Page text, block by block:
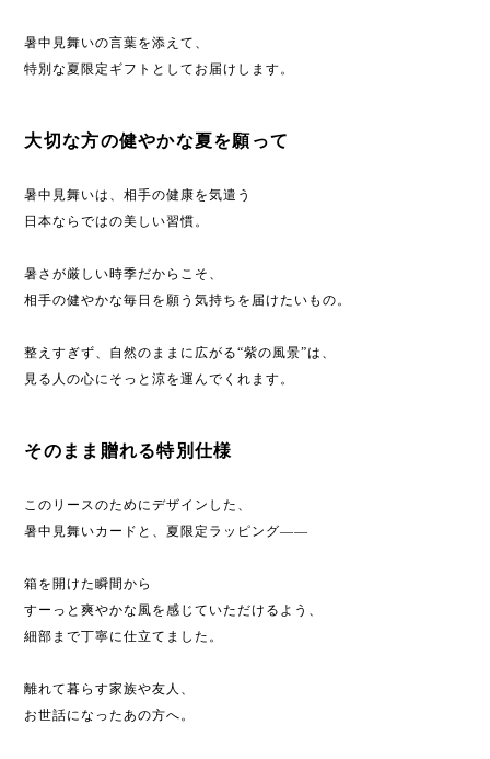
暑中見舞いの言葉を添えて、
特別な夏限定ギフトとしてお届けします。
大切な方の健やかな夏を願って
暑中見舞いは、相手の健康を気遣う
日本ならではの美しい習慣。
暑さが厳しい時季だからこそ、
相手の健やかな毎日を願う気持ちを届けたいもの。
整えすぎず、自然のままに広がる“紫の風景”は、
見る人の心にそっと涼を運んでくれます。
そのまま贈れる特別仕様
このリースのためにデザインした、
暑中見舞いカードと、夏限定ラッピング――
箱を開けた瞬間から
すーっと爽やかな風を感じていただけるよう、
細部まで丁寧に仕立てました。
離れて暮らす家族や友人、
お世話になったあの方へ。